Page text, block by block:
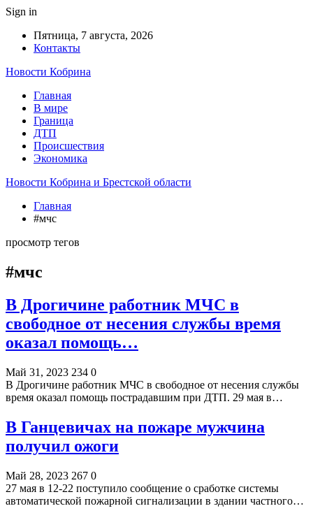
Sign in
Пятница, 7 августа, 2026
Контакты
Новости Кобрина
Главная
В мире
Граница
ДТП
Происшествия
Экономика
Новости Кобрина и Брестской области
Главная
#мчс
просмотр тегов
#мчс
В Дрогичине работник МЧС в
свободное от несения службы время
оказал помощь…
Май 31, 2023 234 0
В Дрогичине работник МЧС в свободное от несения службы
время оказал помощь пострадавшим при ДТП. 29 мая в…
В Ганцевичах на пожаре мужчина
получил ожоги
Май 28, 2023 267 0
27 мая в 12-22 поступило сообщение о сработке системы
автоматической пожарной сигнализации в здании частного…